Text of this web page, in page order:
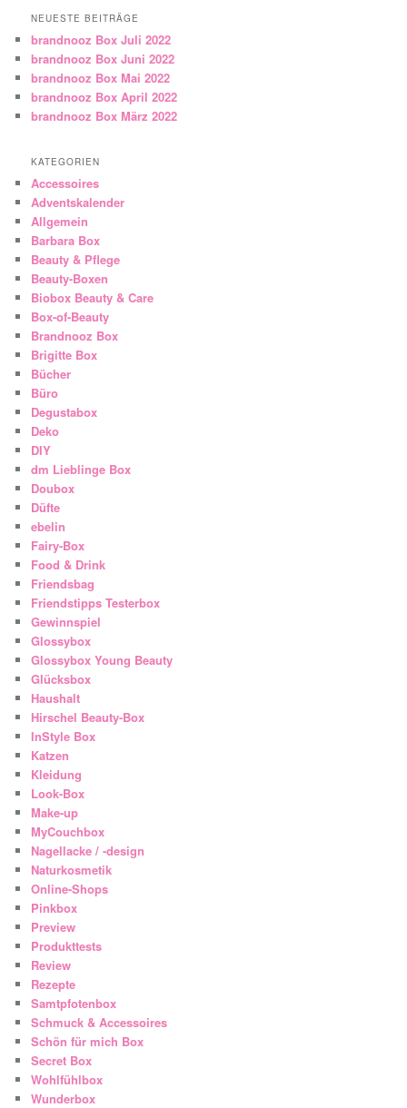
NEUESTE BEITRÄGE
brandnooz Box Juli 2022
brandnooz Box Juni 2022
brandnooz Box Mai 2022
brandnooz Box April 2022
brandnooz Box März 2022
KATEGORIEN
Accessoires
Adventskalender
Allgemein
Barbara Box
Beauty & Pflege
Beauty-Boxen
Biobox Beauty & Care
Box-of-Beauty
Brandnooz Box
Brigitte Box
Bücher
Büro
Degustabox
Deko
DIY
dm Lieblinge Box
Doubox
Düfte
ebelin
Fairy-Box
Food & Drink
Friendsbag
Friendstipps Testerbox
Gewinnspiel
Glossybox
Glossybox Young Beauty
Glücksbox
Haushalt
Hirschel Beauty-Box
InStyle Box
Katzen
Kleidung
Look-Box
Make-up
MyCouchbox
Nagellacke / -design
Naturkosmetik
Online-Shops
Pinkbox
Preview
Produkttests
Review
Rezepte
Samtpfotenbox
Schmuck & Accessoires
Schön für mich Box
Secret Box
Wohlfühlbox
Wunderbox